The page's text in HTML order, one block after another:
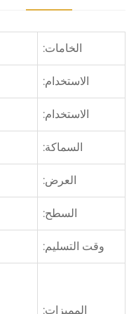
الخامات:
الاستخدام:
الاستخدام:
السماكة:
العرض:
السطح:
وقت التسليم:
المميزات: